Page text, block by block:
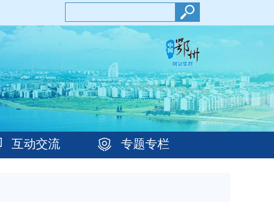
互动交流 专题专栏